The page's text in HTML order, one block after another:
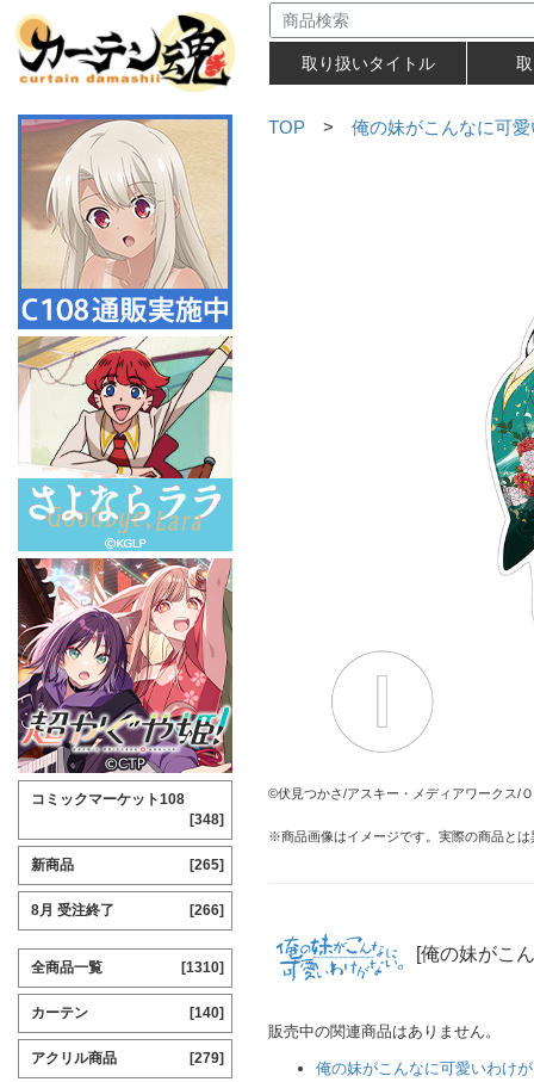
取り扱いタイトル
TOP > 俺の妹がこんなに可
©伏見つかさ/アスキー・メディアワークス/
※商品画像はイメージです。実際の商品と
[俺の妹がこ
販売中の関連商品はありません。
俺の妹がこんなに可愛いわけ
コミックマーケット108
[348]
新商品 [265]
8月 受注終了 [266]
全商品一覧 [1310]
カーテン [140]
アクリル商品 [279]